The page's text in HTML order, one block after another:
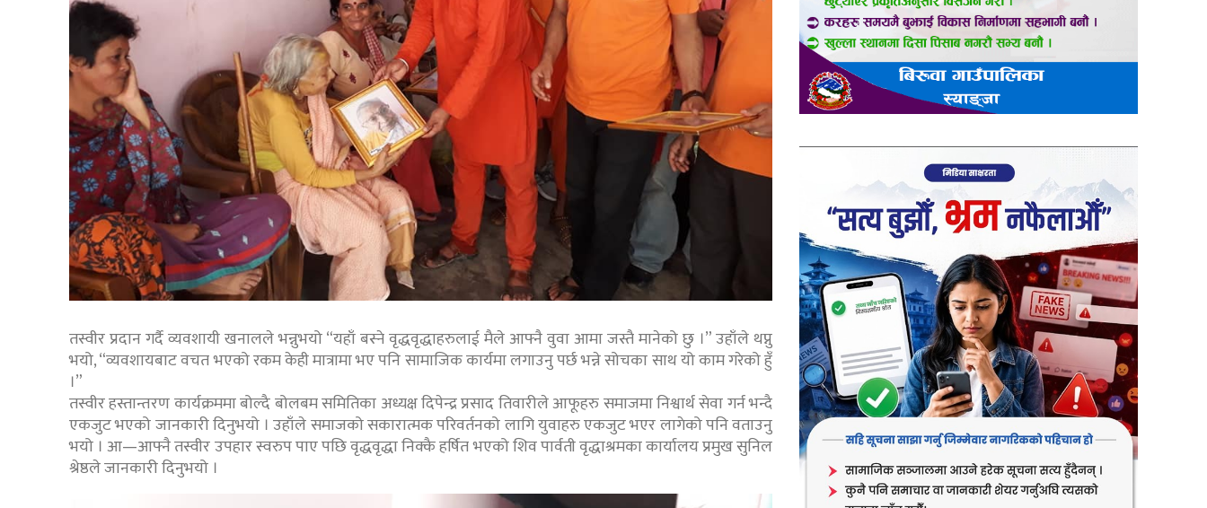
तस्वीर प्रदान गर्दै व्यवशायी खनालले भन्नुभयो “यहाँ बस्ने वृद्धवृद्धाहरुलाई मैले आफ्नै वुवा आमा जस्तै मानेको छु ।” उहाँले थप्नु
भयो, “व्यवशायबाट वचत भएको रकम केही मात्रामा भए पनि सामाजिक कार्यमा लगाउनु पर्छ भन्ने सोचका साथ यो काम गरेको हुँ
।”
तस्वीर हस्तान्तरण कार्यक्रममा बोल्दै बोलबम समितिका अध्यक्ष दिपेन्द्र प्रसाद तिवारीले आफूहरु समाजमा निश्वार्थ सेवा गर्न भन्दै
एकजुट भएको जानकारी दिनुभयो । उहाँले समाजको सकारात्मक परिवर्तनको लागि युवाहरु एकजुट भएर लागेको पनि वताउनु
भयो । आ—आफ्नै तस्वीर उपहार स्वरुप पाए पछि वृद्धवृद्धा निक्कै हर्षित भएको शिव पार्वती वृद्धाश्रमका कार्यालय प्रमुख सुनिल
श्रेष्ठले जानकारी दिनुभयो ।